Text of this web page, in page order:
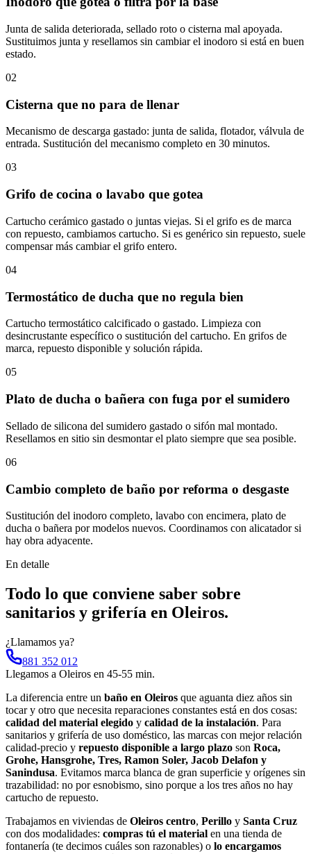
Junta de salida deteriorada, sellado roto o cisterna mal apoyada.
Sustituimos junta y resellamos sin cambiar el inodoro si está en buen
estado.
02
Cisterna que no para de llenar
Mecanismo de descarga gastado: junta de salida, flotador, válvula de
entrada. Sustitución del mecanismo completo en 30 minutos.
03
Grifo de cocina o lavabo que gotea
Cartucho cerámico gastado o juntas viejas. Si el grifo es de marca
con repuesto, cambiamos cartucho. Si es genérico sin repuesto, suele
compensar más cambiar el grifo entero.
04
Termostático de ducha que no regula bien
Cartucho termostático calcificado o gastado. Limpieza con
desincrustante específico o sustitución del cartucho. En grifos de
marca, repuesto disponible y solución rápida.
05
Plato de ducha o bañera con fuga por el sumidero
Sellado de silicona del sumidero gastado o sifón mal montado.
Resellamos en sitio sin desmontar el plato siempre que sea posible.
06
Cambio completo de baño por reforma o desgaste
Sustitución del inodoro completo, lavabo con encimera, plato de
ducha o bañera por modelos nuevos. Coordinamos con alicatador si
hay obra adyacente.
En detalle
Todo lo que conviene saber sobre
sanitarios y grifería en Oleiros.
¿Llamamos ya?
881 352 012
Llegamos a Oleiros en 45-55 min.
La diferencia entre un baño en Oleiros que aguanta diez años sin
tocar y otro que necesita reparaciones constantes está en dos cosas:
calidad del material elegido y calidad de la instalación. Para
sanitarios y grifería de uso doméstico, las marcas con mejor relación
calidad-precio y repuesto disponible a largo plazo son Roca,
Grohe, Hansgrohe, Tres, Ramon Soler, Jacob Delafon y
Sanindusa. Evitamos marca blanca de gran superficie y orígenes sin
trazabilidad: no por esnobismo, sino porque a los tres años no hay
cartucho de repuesto.
Trabajamos en viviendas de Oleiros centro, Perillo y Santa Cruz
con dos modalidades: compras tú el material en una tienda de
fontanería (te decimos cuáles son razonables) o lo encargamos